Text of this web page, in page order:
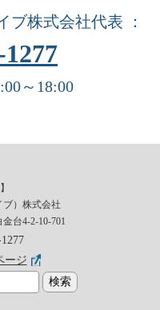
ブ株式会社代表 ：
～18:00
ブ）株式会社
台4-2-10-701
ージ